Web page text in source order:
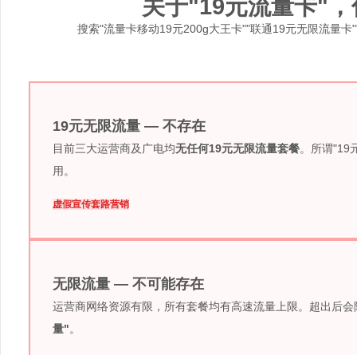
关于"19元流量卡"
搜索"流量卡移动19元200g大王卡""联通19元无限流量
19元无限流量 — 不存在
目前三大运营商及广电均无任何19元无限流量套餐。所谓"19
用。
虚假宣传套路营销
无限流量 — 不可能存在
运营商网络资源有限，所有套餐均有高速流量上限。超出后
量"。